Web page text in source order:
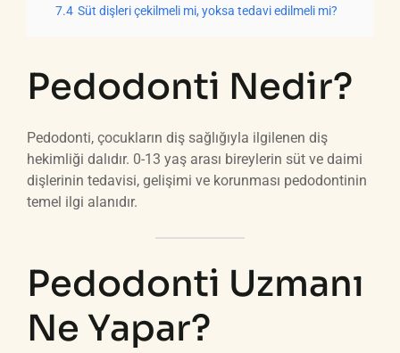
7.4 Süt dişleri çekilmeli mi, yoksa tedavi edilmeli mi?
Pedodonti Nedir?
Pedodonti, çocukların diş sağlığıyla ilgilenen diş
hekimliği dalıdır. 0-13 yaş arası bireylerin süt ve daimi
dişlerinin tedavisi, gelişimi ve korunması pedodontinin
temel ilgi alanıdır.
Pedodonti Uzmanı
Ne Yapar?